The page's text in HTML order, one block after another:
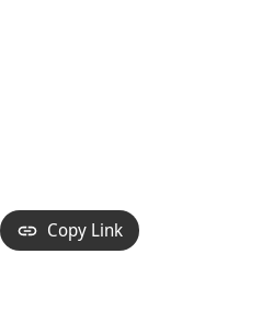
Copy Link